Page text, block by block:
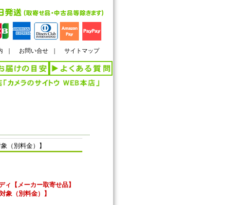
お問い合せ サイトマップ
（別料金）】
【メーカー取寄せ品】
象（別料金）】